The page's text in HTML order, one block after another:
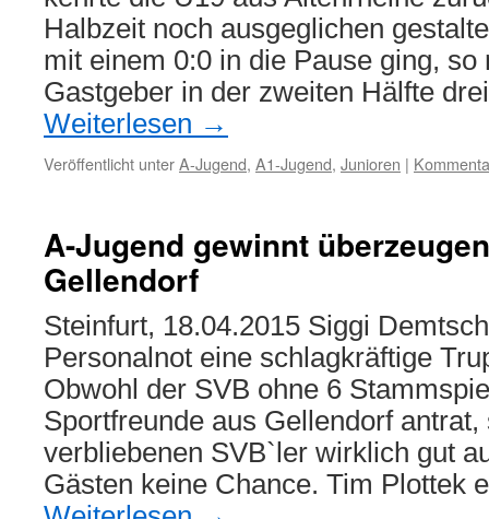
Halbzeit noch ausgeglichen
mit einem 0:0 in die Pause ging, so
Gastgeber in der zweiten Hälfte
Weiterlesen →
Veröffentlicht unterA-Jugend, A1-Jugend, Junioren |
A-Jugend gewinnt
Gellendorf
Steinfurt, 18.04.2015 Siggi
Personalnot eine schlagkräftige
Obwohl der SVB ohne 6
Sportfreunde aus Gellendorf antrat,
verbliebenen SVB`ler wirklich gut
Gästen keine Chance. Tim Plottek